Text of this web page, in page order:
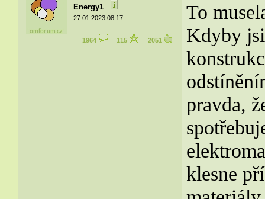
Energy1
27.01.2023 08:17
1964 115 2051
To
Kdyby
pravda,
klesne